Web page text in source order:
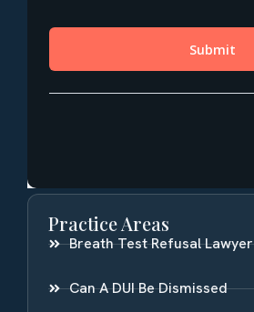
Practice Areas
Breath Test Refusal Lawyer
Can A DUI Be Dismissed